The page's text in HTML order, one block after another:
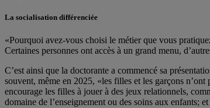
La socialisation différenciée
«Pourquoi avez-vous choisi le métier que vous
Certaines personnes ont accès à un grand menu,
C’est ainsi que la doctorante a commencé sa
souvent, même en 2025, «les filles et les garçons
encourage les filles à jouer à des jeux relationnels,
domaine de l’enseignement ou des soins aux enfants;